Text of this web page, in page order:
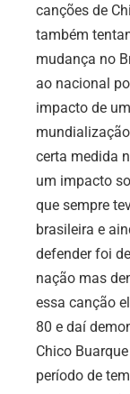
canções de
também
mudança no
ao nacional
impacto de
certa medida
um impacto
que sempre
brasileira e
defender foi
nação mas
essa canção
80 e daí
Chico
período de